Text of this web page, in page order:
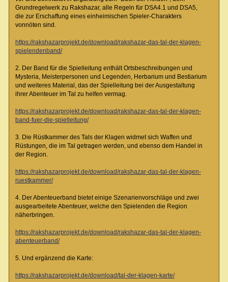
Grundregelwerk zu Rakshazar, alle Regeln für DSA4.1 und DSA5,
die zur Erschaffung eines einheimischen Spieler-Charakters
vonnöten sind.
https://rakshazarprojekt.de/download/rakshazar-das-tal-der-klagen-
spielendenband/
2. Der Band für die Spielleitung enthält Ortsbeschreibungen und
Mysteria, Meisterpersonen und Legenden, Herbarium und Bestiarium
und weiteres Material, das der Spielleitung bei der Ausgestaltung
ihrer Abenteuer im Tal zu helfen vermag.
https://rakshazarprojekt.de/download/rakshazar-das-tal-der-klagen-
band-fuer-die-spielleitung/
3. Die Rüstkammer des Tals der Klagen widmet sich Waffen und
Rüstungen, die im Tal getragen werden, und ebenso dem Handel in
der Region.
https://rakshazarprojekt.de/download/rakshazar-das-tal-der-klagen-
ruestkammer/
4. Der Abenteuerband bietet einige Szenarienvorschläge und zwei
ausgearbeitete Abenteuer, welche den Spielenden die Region
näherbringen.
https://rakshazarprojekt.de/download/rakshazar-das-tal-der-klagen-
abenteuerband/
5. Und ergänzend die Karte:
https://rakshazarprojekt.de/download/tal-der-klagen-karte/